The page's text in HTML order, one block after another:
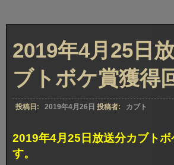
2019年4月25日
ブトボケ賞獲得
投稿日: 2019年4月26日 投稿者: カブト
2019年4月25日放送分カブト
す。